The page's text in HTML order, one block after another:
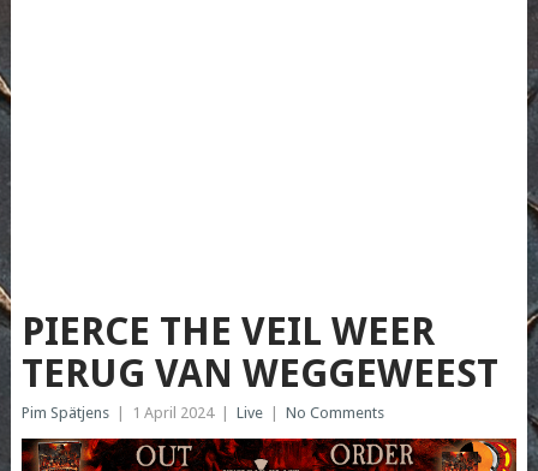
PIERCE THE VEIL WEER
TERUG VAN WEGGEWEEST
Pim Spätjens 1 April 2024 Live No Comments